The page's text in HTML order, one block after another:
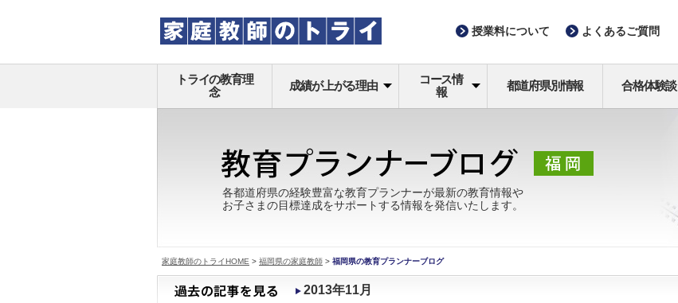
授業料について よくあるご質問
トライの教育理
念
成績が上がる理由
コース情
報
都道府県別情報 合格体験談
各都道府県の経験豊富な教育プランナーが最新の教育情報や
お子さまの目標達成をサポートする情報を発信いたします。
家庭教師のトライHOME > 福岡県の家庭教師 > 福岡県の教育プランナーブログ
2013年11月